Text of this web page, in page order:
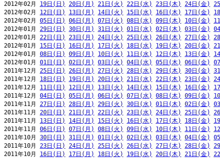
2012年02月 19日(日) 20日(月) 21日(火) 22日(水) 23日(木) 24日(金)
2012年02月 12日(日) 13日(月) 14日(火) 15日(水) 16日(木) 17日(金)
2012年02月 05日(日) 06日(月) 07日(火) 08日(水) 09日(木) 10日(金)
2012年01月 29日(日) 30日(月) 31日(火) 01日(水) 02日(木) 03日(金)
2012年01月 22日(日) 23日(月) 24日(火) 25日(水) 26日(木) 27日(金)
2012年01月 15日(日) 16日(月) 17日(火) 18日(水) 19日(木) 20日(金)
2012年01月 08日(日) 09日(月) 10日(火) 11日(水) 12日(木) 13日(金)
2012年01月 01日(日) 02日(月) 03日(火) 04日(水) 05日(木) 06日(金)
2011年12月 25日(日) 26日(月) 27日(火) 28日(水) 29日(木) 30日(金)
2011年12月 18日(日) 19日(月) 20日(火) 21日(水) 22日(木) 23日(金)
2011年12月 11日(日) 12日(月) 13日(火) 14日(水) 15日(木) 16日(金)
2011年12月 04日(日) 05日(月) 06日(火) 07日(水) 08日(木) 09日(金)
2011年11月 27日(日) 28日(月) 29日(火) 30日(水) 01日(木) 02日(金)
2011年11月 20日(日) 21日(月) 22日(火) 23日(水) 24日(木) 25日(金)
2011年11月 13日(日) 14日(月) 15日(火) 16日(水) 17日(木) 18日(金)
2011年11月 06日(日) 07日(月) 08日(火) 09日(水) 10日(木) 11日(金)
2011年10月 30日(日) 31日(月) 01日(火) 02日(水) 03日(木) 04日(金)
2011年10月 23日(日) 24日(月) 25日(火) 26日(水) 27日(木) 28日(金)
2011年10月 16日(日) 17日(月) 18日(火) 19日(水) 20日(木) 21日(金)